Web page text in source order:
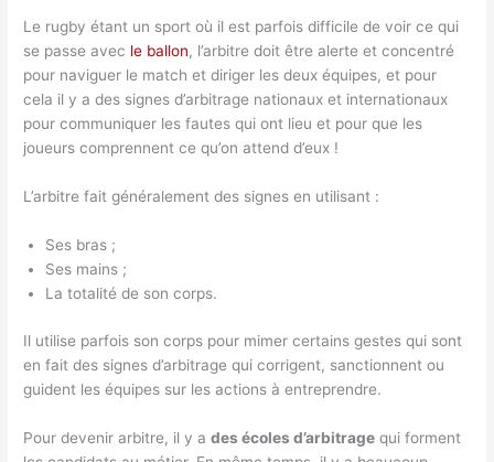
Le rugby étant un sport où il est parfois difficile de voir ce qui
se passe avec le ballon, l’arbitre doit être alerte et concentré
pour naviguer le match et diriger les deux équipes, et pour
cela il y a des signes d’arbitrage nationaux et internationaux
pour communiquer les fautes qui ont lieu et pour que les
joueurs comprennent ce qu’on attend d’eux !
L’arbitre fait généralement des signes en utilisant :
Ses bras ;
Ses mains ;
La totalité de son corps.
Il utilise parfois son corps pour mimer certains gestes qui sont
en fait des signes d’arbitrage qui corrigent, sanctionnent ou
guident les équipes sur les actions à entreprendre.
Pour devenir arbitre, il y ades écoles d’arbitrage qui forment